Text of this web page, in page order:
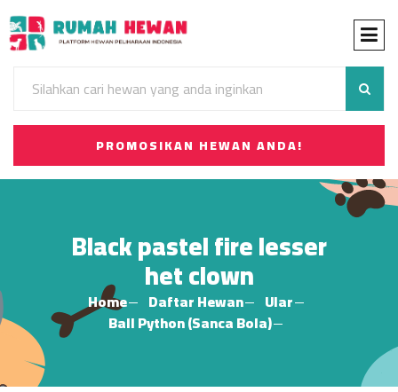
PROMOSIKAN HEWAN ANDA!
Black pastel fire lesser
het clown
Home Daftar Hewan
Ular
Ball Python (Sanca Bola)